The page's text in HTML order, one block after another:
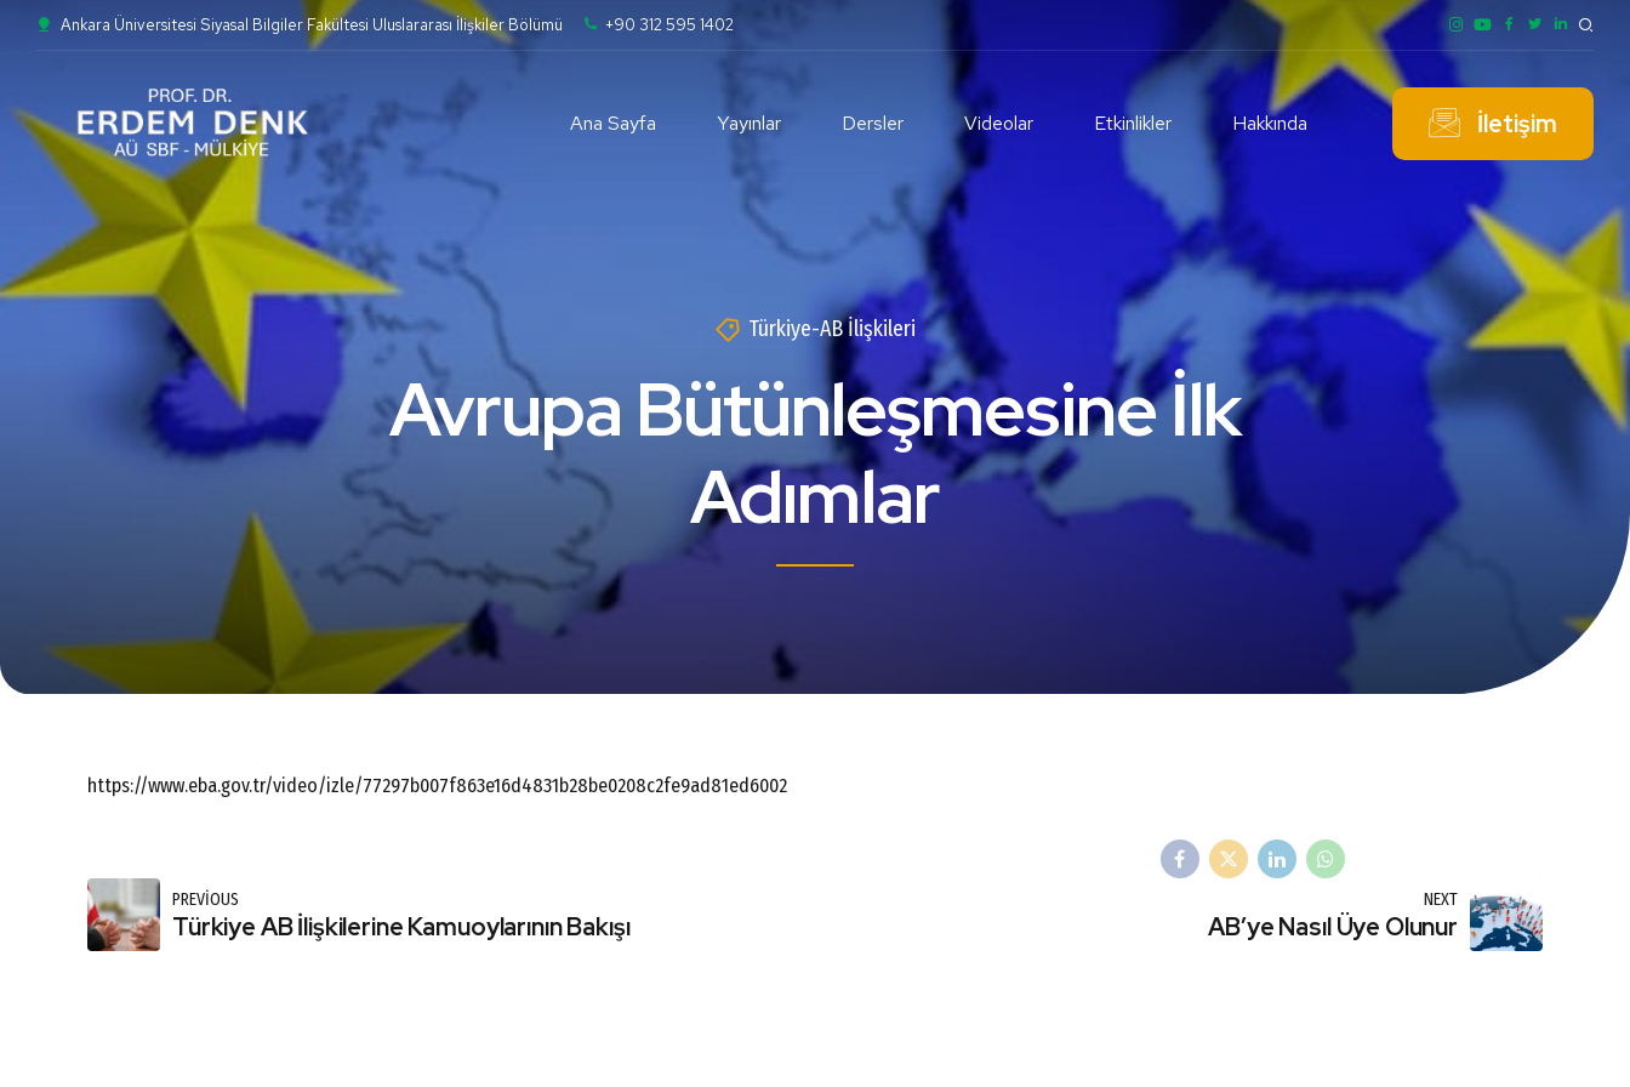
Ankara Üniversitesi Siyasal Bilgiler Fakültesi Uluslararası İlişkiler Bölümü +90 312 595 1402
İletişim
Ana Sayfa Yayınlar Dersler Videolar Etkinlikler Hakkında
Türkiye-AB İlişkileri
Avrupa Bütünleşmesine İlk
Adımlar
https://www.eba.gov.tr/video/izle/77297b007f863e16d4831b28be0208c2fe9ad81ed6002
PREVIOUS
Türkiye AB İlişkilerine Kamuoylarının Bakışı
NEXT
AB’ye Nasıl Üye Olunur